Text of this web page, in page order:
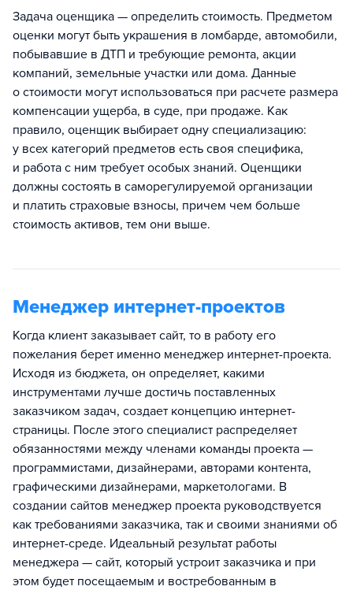
Задача оценщика — определить стоимость. Предметом
оценки могут быть украшения в ломбарде, автомобили,
побывавшие в ДТП и требующие ремонта, акции
компаний, земельные участки или дома. Данные
о стоимости могут использоваться при расчете размера
компенсации ущерба, в суде, при продаже. Как
правило, оценщик выбирает одну специализацию:
у всех категорий предметов есть своя специфика,
и работа с ним требует особых знаний. Оценщики
должны состоять в саморегулируемой организации
и платить страховые взносы, причем чем больше
стоимость активов, тем они выше.
Менеджер интернет-проектов
Когда клиент заказывает сайт, то в работу его
пожелания берет именно менеджер интернет-проекта.
Исходя из бюджета, он определяет, какими
инструментами лучше достичь поставленных
заказчиком задач, создает концепцию интернет-
страницы. После этого специалист распределяет
обязанностями между членами команды проекта —
программистами, дизайнерами, авторами контента,
графическими дизайнерами, маркетологами. В
создании сайтов менеджер проекта руководствуется
как требованиями заказчика, так и своими знаниями об
интернет-среде. Идеальный результат работы
менеджера — сайт, который устроит заказчика и при
этом будет посещаемым и востребованным в